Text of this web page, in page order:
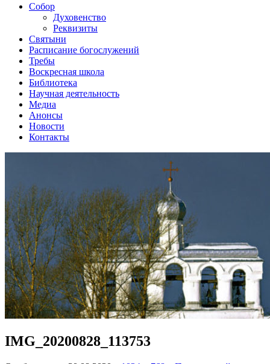
Собор
Духовенство
Реквизиты
Святыни
Расписание богослужений
Требы
Воскресная школа
Библиотека
Научная деятельность
Медиа
Анонсы
Новости
Контакты
IMG_20200828_113753